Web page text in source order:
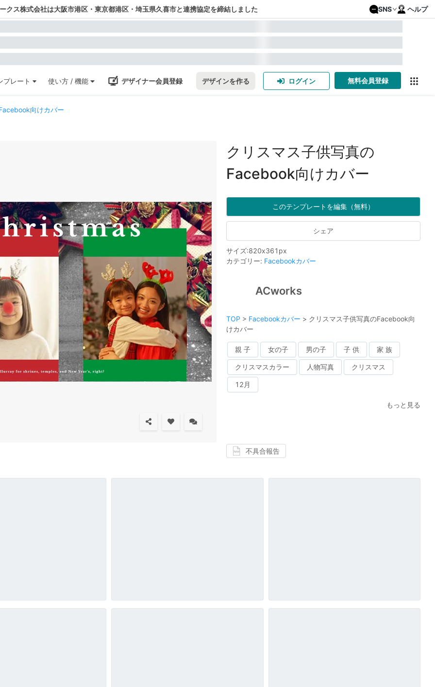
クス株式会社は大阪市港区・東京都港区・埼玉県久喜市と連携協定を締結しました SNS ヘルプ
プレート 使い方 / 機能 デザイナー会員登録 デザインを作る ログイン 無料会員登録
向けカバー
クリスマス子供写真の
Facebook向けカバー
このテンプレートを編集（無料）
シェア
サイズ:820x361 px
カテゴリー: Facebookカバー
ACworks
TOP > Facebookカバー > クリスマス子供写真のFacebook向
けカバー
親 子 女の子 男の子 子 供 家 族
クリスマスカラー 人物写真 クリスマス
12月
もっと見る
不具合報告